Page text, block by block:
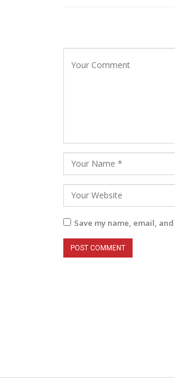
Save my name, email,